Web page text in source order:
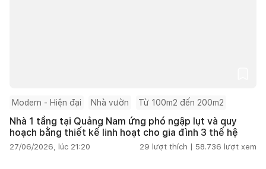
Modern - Hiện đại Nhà vườn Từ 100m2 đến 200m2
Nhà 1 tầng tại Quảng Nam ứng phó ngập lụt và quy
hoạch bằng thiết kế linh hoạt cho gia đình 3 thế hệ
27/06/2026, lúc 21:20 29 lượt thích | 58.736 lượt xem